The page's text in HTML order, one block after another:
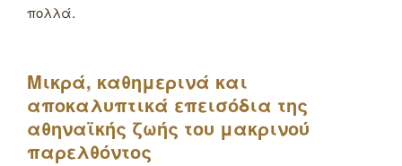
πολλά.
Μικρά, καθημερινά και
αποκαλυπτικά επεισόδια της
αθηναϊκής ζωής του μακρινού
παρελθόντος